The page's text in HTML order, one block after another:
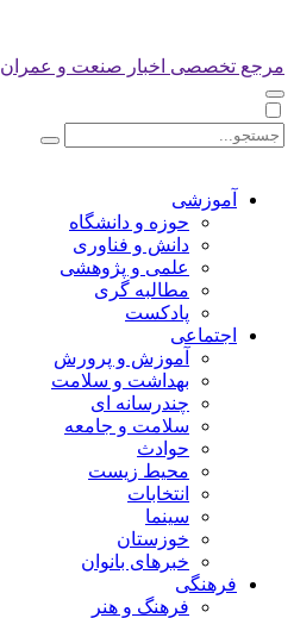
مرجع تخصصی اخبار صنعت و عمران
آموزشی
حوزه و دانشگاه
دانش و فناوری
علمی و پژوهشی
مطالبه گری
پادکست
اجتماعی
آموزش و پرورش
بهداشت و سلامت
چندرسانه ای
سلامت و جامعه
حوادث
محیط زیست
انتخابات
سینما
خوزستان
خبرهای بانوان
فرهنگی
فرهنگ و هنر